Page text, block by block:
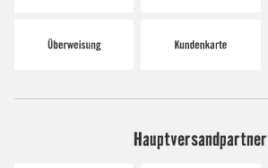
Hauptversandpartner